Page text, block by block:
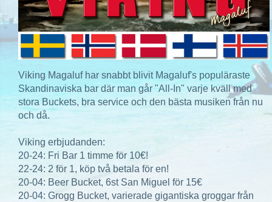
Viking Magaluf har snabbt blivit Magaluf's populäraste
Skandinaviska bar där man går "All-In" varje kväll med
stora Buckets, bra service och den bästa musiken från nu
och då.
Viking erbjudanden:
20-24: Fri Bar 1 timme för 10€!
22-24: 2 för 1, köp två betala för en!
20-04: Beer Bucket, 6st San Miguel för 15€
20-04: Grogg Bucket, varierade gigantiska groggar från